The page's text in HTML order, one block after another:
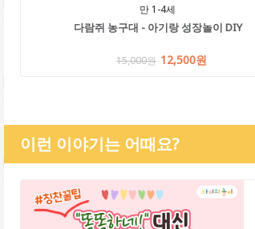
만 1-4세
다람쥐 농구대 - 아기랑 성장놀이 DIY
15,000원 12,500원
이런 이야기는 어때요?